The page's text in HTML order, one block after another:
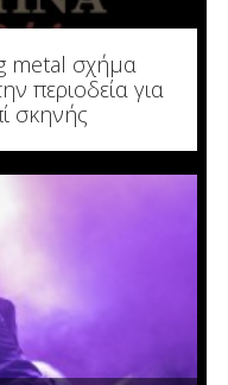
metal σχήμα
περιοδεία για
σκηνής